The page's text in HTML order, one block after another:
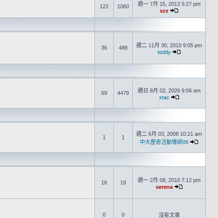
122 1060
週一 7月 15, 2013 5:27 pm
sze
36 488
週二 11月 30, 2010 9:05 pm
teddy
69 4479
週日 8月 02, 2026 9:06 am
xtac
1 1
週二 6月 03, 2008 10:21 am
中大歷奇活動導師09
16 19
週一 2月 08, 2010 7:12 pm
serena
0 0 沒有文章